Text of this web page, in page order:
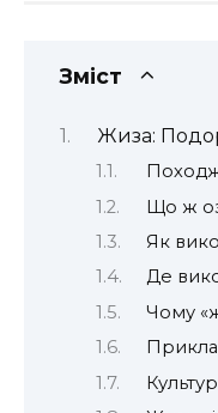
Зміст
Жиза:
Що ж
Як
Де
Чому